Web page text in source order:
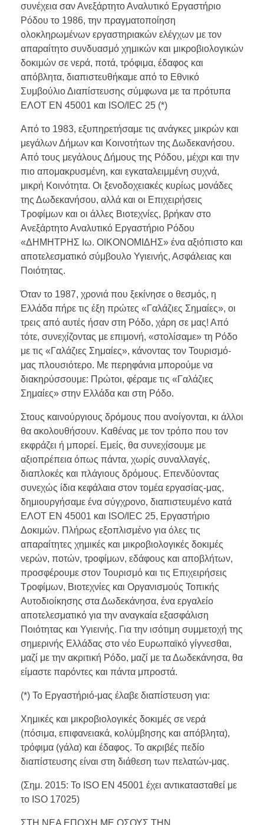
συνέχεια σαν Ανεξάρτητο Αναλυτικό Εργαστήριο
Ρόδου το 1986, την πραγματοποίηση
ολοκληρωμένων εργαστηριακών ελέγχων με τον
απαραίτητο συνδυασμό χημικών και μικροβιολογικών
δοκιμών σε νερά, ποτά, τρόφιμα, έδαφος και
απόβλητα, διαπιστευθήκαμε από το Εθνικό
Συμβούλιο Διαπίστευσης σύμφωνα με τα πρότυπα
ΕΛΟΤ ΕΝ 45001 και ISO/IEC 25 (*)
Από το 1983, εξυπηρετήσαμε τις ανάγκες μικρών και
μεγάλων Δήμων και Κοινοτήτων της Δωδεκανήσου.
Από τους μεγάλους Δήμους της Ρόδου, μέχρι και την
πιο απομακρυσμένη, και εγκαταλειμμένη συχνά,
μικρή Κοινότητα. Οι ξενοδοχειακές κυρίως μονάδες
της Δωδεκανήσου, αλλά και οι Επιχειρήσεις
Τροφίμων και οι άλλες Βιοτεχνίες, βρήκαν στο
Ανεξάρτητο Αναλυτικό Εργαστήριο Ρόδου
«ΔΗΜΗΤΡΗΣ Ιω. ΟΙΚΟΝΟΜΙΔΗΣ» ένα αξιόπιστο και
αποτελεσματικό σύμβουλο Υγιεινής, Ασφάλειας και
Ποιότητας.
Όταν το 1987, χρονιά που ξεκίνησε ο θεσμός, η
Ελλάδα πήρε τις έξη πρώτες «Γαλάζιες Σημαίες», οι
τρεις από αυτές ήσαν στη Ρόδο, χάρη σε μας! Από
τότε, συνεχίζοντας με επιμονή, «στολίσαμε» τη Ρόδο
με τις «Γαλάζιες Σημαίες», κάνοντας τον Τουρισμό-
μας πλουσιότερο. Με περηφάνια μπορούμε να
διακηρύσσουμε: Πρώτοι, φέραμε τις «Γαλάζιες
Σημαίες» στην Ελλάδα και στη Ρόδο.
Στους καινούργιους δρόμους που ανοίγονται, κι άλλοι
θα ακολουθήσουν. Καθένας με τον τρόπο που τον
εκφράζει ή μπορεί. Εμείς, θα συνεχίσουμε με
αξιοπρέπεια όπως πάντα, χωρίς συναλλαγές,
διαπλοκές και πλάγιους δρόμους. Επενδύοντας
συνεχώς ίδια κεφάλαια στον τομέα εργασίας-μας,
δημιουργήσαμε ένα σύγχρονο, διαπιστευμένο κατά
ΕΛΟΤ ΕΝ 45001 και ISO/IEC 25, Εργαστήριο
Δοκιμών. Πλήρως εξοπλισμένο για όλες τις
απαραίτητες χημικές και μικροβιολογικές δοκιμές
νερών, ποτών, τροφίμων, εδάφους και αποβλήτων,
προσφέρουμε στον Τουρισμό και τις Επιχειρήσεις
Τροφίμων, Βιοτεχνίες και Οργανισμούς Τοπικής
Αυτοδιοίκησης στα Δωδεκάνησα, ένα εργαλείο
αποτελεσματικό για την αναγκαία εξασφάλιση
Ποιότητας και Υγιεινής. Για την ισότιμη συμμετοχή της
σημερινής Ελλάδας στο νέο Ευρωπαϊκό γίγνεσθαι,
μαζί με την ακριτική Ρόδο, μαζί με τα Δωδεκάνησα, θα
είμαστε παρόντες και πάντα μπροστά.
(*) Το Εργαστήριό-μας έλαβε διαπίστευση για:
Χημικές και μικροβιολογικές δοκιμές σε νερά
(πόσιμα, επιφανειακά, κολύμβησης και απόβλητα),
τρόφιμα (γάλα) και έδαφος. Το ακριβές πεδίο
διαπίστευσης είναι στη διάθεση των πελατών-μας.
(Σημ. 2015: Το ISO EN 45001 έχει αντικατασταθεί με
το ISO 17025)
ΣΤΗ ΝΕΑ ΕΠΟΧΗ,ΜΕ ΟΣΟΥΣ ΤΗΝ